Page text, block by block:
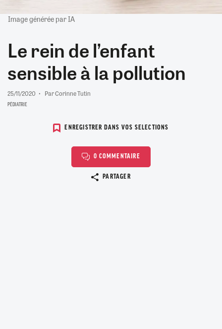
Image générée par IA
Le rein de l’enfant
sensible à la pollution
25/11/2020 Par Corinne Tutin
PÉDIATRIE
ENREGISTRER DANS VOS SELECTIONS
0 COMMENTAIRE
PARTAGER